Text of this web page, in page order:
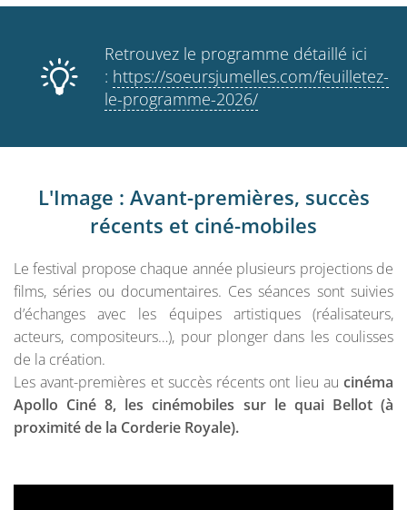
Retrouvez le programme détaillé ici
: https://soeursjumelles.com/feuilletez-
le-programme-2026/
L'Image : Avant-premières, succès
récents et ciné-mobiles
Le festival propose chaque année plusieurs projections de
films, séries ou documentaires. Ces séances sont suivies
d’échanges avec les équipes artistiques (réalisateurs,
acteurs, compositeurs…), pour plonger dans les coulisses
de la création.
Les avant-premières et succès récents ont lieu au cinéma
Apollo Ciné 8, les cinémobiles sur le quai Bellot (à
proximité de la Corderie Royale).